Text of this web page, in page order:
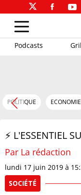
Podcasts
POLITIQUE ECONOMIE
⚡️ L'ESSENTIEL
Par La rédaction
lundi 17 juin 2019 à
SOCIÉTÉ